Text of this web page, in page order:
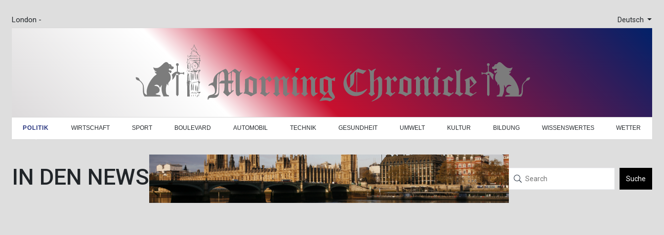
London - Deutsch
POLITIK WIRTSCHAFT SPORT BOULEVARD AUTOMOBIL TECHNIK GESUNDHEIT UMWELT KULTUR BILDUNG WISSENSWERTES WETTER
IN DEN NEWS Suche